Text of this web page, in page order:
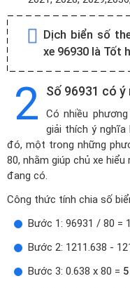
Dịch biển số
xe 96930 là Tốt
2 Số 96931 có
Có nhiều
giải thích ý nghĩa
đó, một trong những
80, nhằm giúp chủ xe
đang có.
Công thức tính chia số
Bước 1: 96931 / 80 =
Bước 2: 1211.638 -
Bước 3: 0.638 x 80 =